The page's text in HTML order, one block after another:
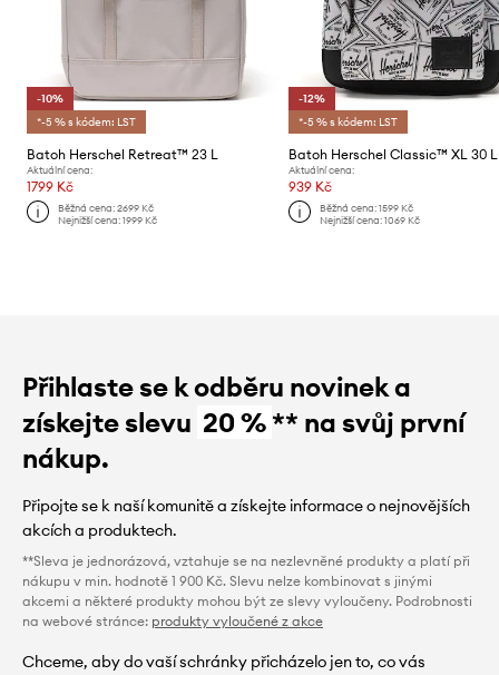
-10%
*-5 % s kódem: LST
Batoh Herschel Retreat™ 23 L
Aktuální cena:
1799 Kč
Běžná cena:2699 Kč
Nejnižší cena:1999 Kč
-12%
*-5 % s kódem: LST
Batoh Herschel Classic™ XL 30 L
Aktuální cena:
939 Kč
Běžná cena: 1599 Kč
Nejnižší cena: 1069 Kč
Přihlaste se k odběru novinek a
získejte slevu 20 %** na svůj první
nákup.
Připojte se k naší komunitě a získejte informace o nejnovějších
akcích a produktech.
**Sleva je jednorázová, vztahuje se na nezlevněné produkty a platí při
nákupu v min. hodnotě 1 900 Kč. Slevu nelze kombinovat s jinými
akcemi a některé produkty mohou být ze slevy vyloučeny. Podrobnosti
na webové stránce: produkty vyloučené z akce
Chceme, aby do vaší schránky přicházelo jen to, co vás